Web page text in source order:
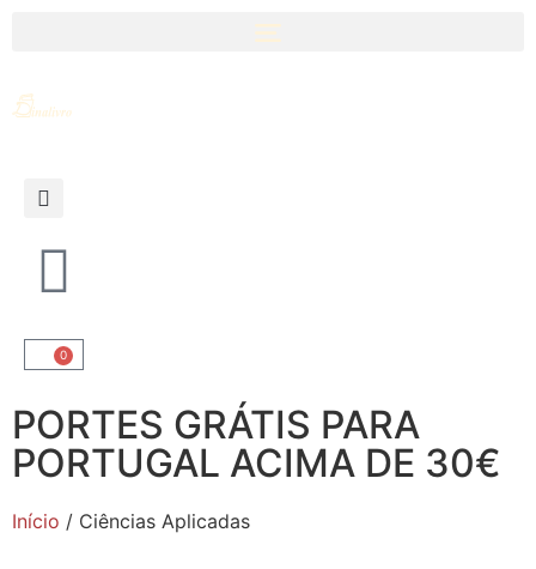
0
PORTES GRÁTIS PARA
PORTUGAL ACIMA DE 30€
Início / Ciências Aplicadas